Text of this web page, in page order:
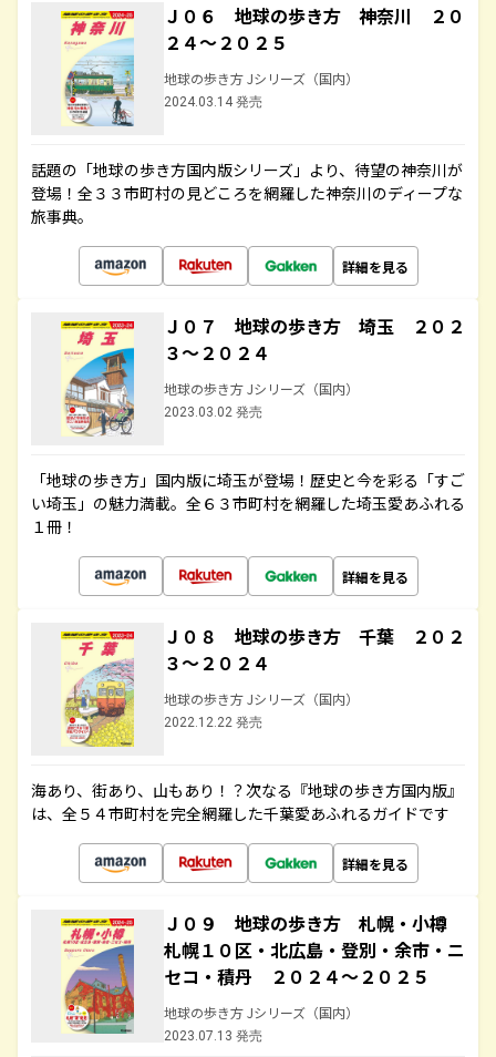
Ｊ０６ 地球の歩き方 神奈川 ２０
２４～２０２５
地球の歩き方 Jシリーズ（国内）
2024.03.14 発売
話題の「地球の歩き方国内版シリーズ」より、待望の神奈川が
登場！全３３市町村の見どころを網羅した神奈川のディープな
旅事典。
詳細を見る
Ｊ０７ 地球の歩き方 埼玉 ２０２
３～２０２４
地球の歩き方 Jシリーズ（国内）
2023.03.02 発売
「地球の歩き方」国内版に埼玉が登場！歴史と今を彩る「すご
い埼玉」の魅力満載。全６３市町村を網羅した埼玉愛あふれる
１冊！
詳細を見る
Ｊ０８ 地球の歩き方 千葉 ２０２
３～２０２４
地球の歩き方 Jシリーズ（国内）
2022.12.22 発売
海あり、街あり、山もあり！？次なる『地球の歩き方国内版』
は、全５４市町村を完全網羅した千葉愛あふれるガイドです
詳細を見る
Ｊ０９ 地球の歩き方 札幌・小樽
札幌１０区・北広島・登別・余市・ニ
セコ・積丹 ２０２４～２０２５
地球の歩き方 Jシリーズ（国内）
2023.07.13 発売